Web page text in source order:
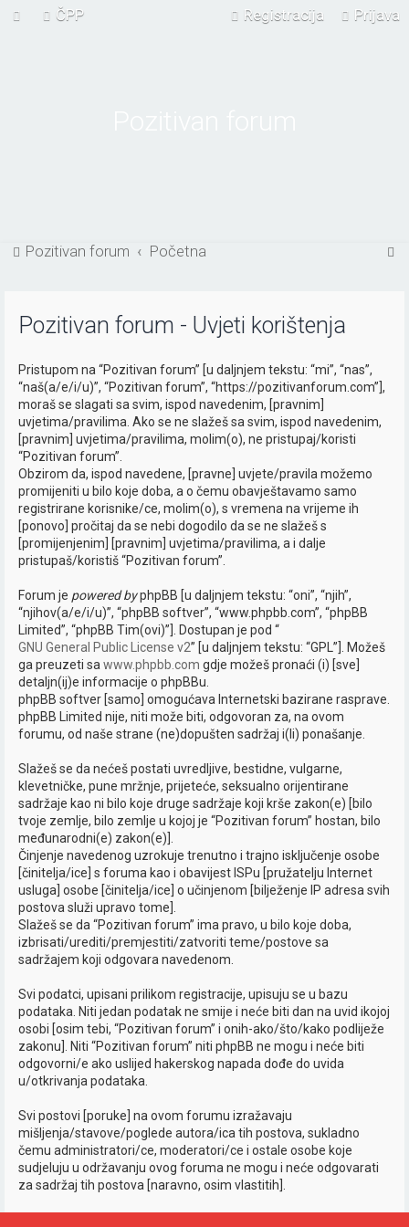
ČPP Prijava
Registracija
Pozitivan forum Početna
Pozitivan forum - Uvjeti korištenja
Pristupom na “Pozitivan forum” [u daljnjem tekstu: “mi”, “nas”,
“naš(a/e/i/u)”, “Pozitivan forum”, “https://pozitivanforum.com”],
moraš se slagati sa svim, ispod navedenim, [pravnim]
uvjetima/pravilima. Ako se ne slažeš sa svim, ispod navedenim,
[pravnim] uvjetima/pravilima, molim(o), ne pristupaj/koristi
“Pozitivan forum”.
Obzirom da, ispod navedene, [pravne] uvjete/pravila možemo
promijeniti u bilo koje doba, a o čemu obavještavamo samo
registrirane korisnike/ce, molim(o), s vremena na vrijeme ih
[ponovo] pročitaj da se nebi dogodilo da se ne slažeš s
[promijenjenim] [pravnim] uvjetima/pravilima, a i dalje
pristupaš/koristiš “Pozitivan forum”.
Forum je powered byphpBB [u daljnjem tekstu: “oni”, “njih”,
“njihov(a/e/i/u)”, “phpBB softver”, “www.phpbb.com”, “phpBB
Limited”, “phpBB Tim(ovi)”]. Dostupan je pod “
GNU General Public License v2” [u daljnjem tekstu: “GPL”]. Možeš
ga preuzeti sa www.phpbb.com gdje možeš pronaći (i) [sve]
detaljn(ij)e informacije o phpBBu.
phpBB softver [samo] omogućava Internetski bazirane rasprave.
phpBB Limited nije, niti može biti, odgovoran za, na ovom
forumu, od naše strane (ne)dopušten sadržaj i(li) ponašanje.
Slažeš se da nećeš postati uvredljive, bestidne, vulgarne,
klevetničke, pune mržnje, prijeteće, seksualno orijentirane
sadržaje kao ni bilo koje druge sadržaje koji krše zakon(e) [bilo
tvoje zemlje, bilo zemlje u kojoj je “Pozitivan forum” hostan, bilo
međunarodni(e) zakon(e)].
Činjenje navedenog uzrokuje trenutno i trajno isključenje osobe
[činitelja/ice] s foruma kao i obavijest ISPu [pružatelju Internet
usluga] osobe [činitelja/ice] o učinjenom [bilježenje IP adresa svih
postova služi upravo tome].
Slažeš se da “Pozitivan forum” ima pravo, u bilo koje doba,
izbrisati/urediti/premjestiti/zatvoriti teme/postove sa
sadržajem koji odgovara navedenom.
Svi podatci, upisani prilikom registracije, upisuju se u bazu
podataka. Niti jedan podatak ne smije i neće biti dan na uvid ikojoj
osobi [osim tebi, “Pozitivan forum” i onih-ako/što/kako podliježe
zakonu]. Niti “Pozitivan forum” niti phpBB ne mogu i neće biti
odgovorni/e ako uslijed hakerskog napada dođe do uvida
u/otkrivanja podataka.
Svi postovi [poruke] na ovom forumu izražavaju
mišljenja/stavove/poglede autora/ica tih postova, sukladno
čemu administratori/ce, moderatori/ce i ostale osobe koje
sudjeluju u održavanju ovog foruma ne mogu i neće odgovarati
za sadržaj tih postova [naravno, osim vlastitih].